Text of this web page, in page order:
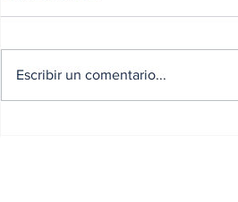
Escribir un comentario...